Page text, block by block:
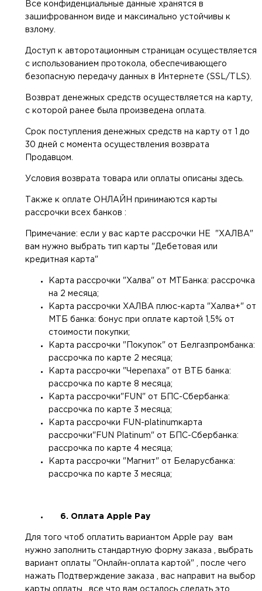
Все конфиденциальные данные хранятся в
зашифрованном виде и максимально устойчивы к
взлому.
Доступ к авторотационным страницам осуществляется
с использованием протокола, обеспечивающего
безопасную передачу данных в Интернетe (SSL/TLS).
Возврат денежных средств осуществляется на карту,
с которой ранее была произведена оплата.
Срок поступления денежных средств на карту от 1 до
30 дней с момента осуществления возврата
Продавцом.
Условия возврата товара или оплаты описаны здесь.
Также к оплате ОНЛАЙН принимаются карты
рассрочки всех банков :
Примечание: если у вас карте рассрочки НЕ "ХАЛВА"
вам нужно выбрать тип карты "Дебетовая или
кредитная карта"
Карта рассрочки "Халва" от МТБанка: рассрочка
на 2 месяца;
Карта рассрочки ХАЛВА плюс-карта "Халва+" от
МТБ банка: бонус при оплате картой 1,5% от
стоимости покупки;
Карта рассрочки "Покупок" от Белгазпромбанка:
рассрочка по карте 2 месяца;
Карта рассрочки "Черепаха" от ВТБ банка:
рассрочка по карте 8 месяца;
Карта рассрочки"FUN" от БПС-Сбербанка:
рассрочка по карте 3 месяца;
Карта рассрочки FUN-platinumкарта
рассрочки"FUN Platinum" от БПС-Сбербанка:
рассрочка по карте 4 месяца;
Карта рассрочки "Магнит" от Беларусбанка:
рассрочка по карте 3 месяца;
6. Оплата Apple Pay
Для того чтоб оплатить вариантом Apple pay вам
нужно заполнить стандартную форму заказа , выбрать
вариант оплаты "Онлайн-оплата картой" , после чего
нажать Подтверждение заказа , вас направит на выбор
карты оплаты , все что вам осталось сделать это